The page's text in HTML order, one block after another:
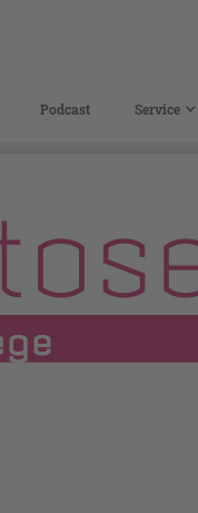
Podcast Service